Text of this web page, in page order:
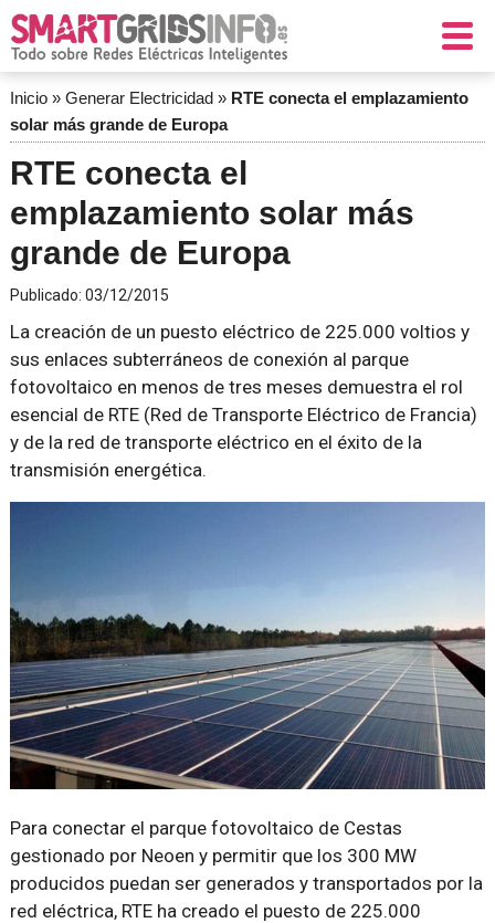
Inicio» Generar Electricidad» RTE conecta el emplazamiento
solar más grande de Europa
RTE conecta el
emplazamiento solar más
grande de Europa
Publicado: 03/12/2015
La creación de un puesto eléctrico de 225.000 voltios y
sus enlaces subterráneos de conexión al parque
fotovoltaico en menos de tres meses demuestra el rol
esencial de RTE (Red de Transporte Eléctrico de Francia)
y de la red de transporte eléctrico en el éxito de la
transmisión energética.
Para conectar el parque fotovoltaico de Cestas
gestionado por Neoen y permitir que los 300 MW
producidos puedan ser generados y transportados por la
red eléctrica, RTE ha creado el puesto de 225.000